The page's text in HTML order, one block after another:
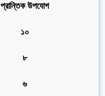
প্রান্তিক উপযোগ
১০
৮
৬